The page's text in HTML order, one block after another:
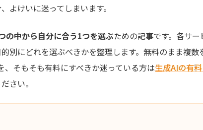
よけいに迷ってしまいます。
の中から自分に合う1つを選ぶための記事です。各サー
別にどれを選ぶべきかを整理します。無料のまま複数
、そもそも有料にすべきか迷っている方は生成AIの有
さい。